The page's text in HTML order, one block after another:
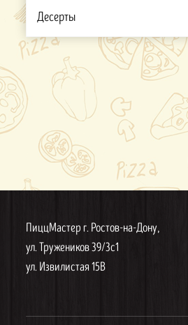
Десерты
ПиццМастер г. Ростов-на-Дону,
ул. Тружеников 39/3с1
ул. Извилистая 15В